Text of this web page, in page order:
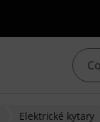
Elektrické kytary